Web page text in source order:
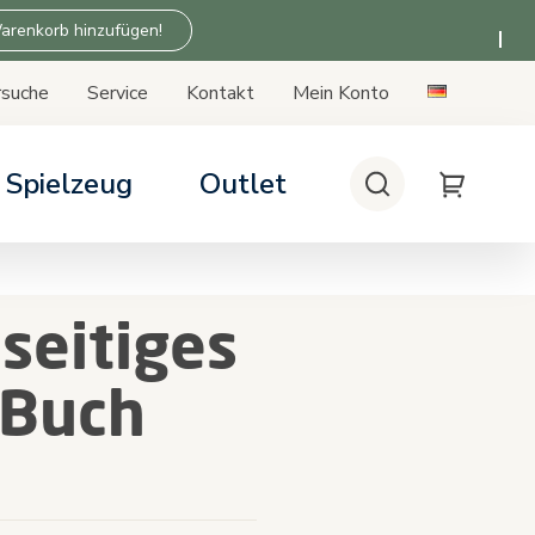
hinzufügen!
Service Kontakt Mein Konto
Spielzeug Outlet Suche My Cart